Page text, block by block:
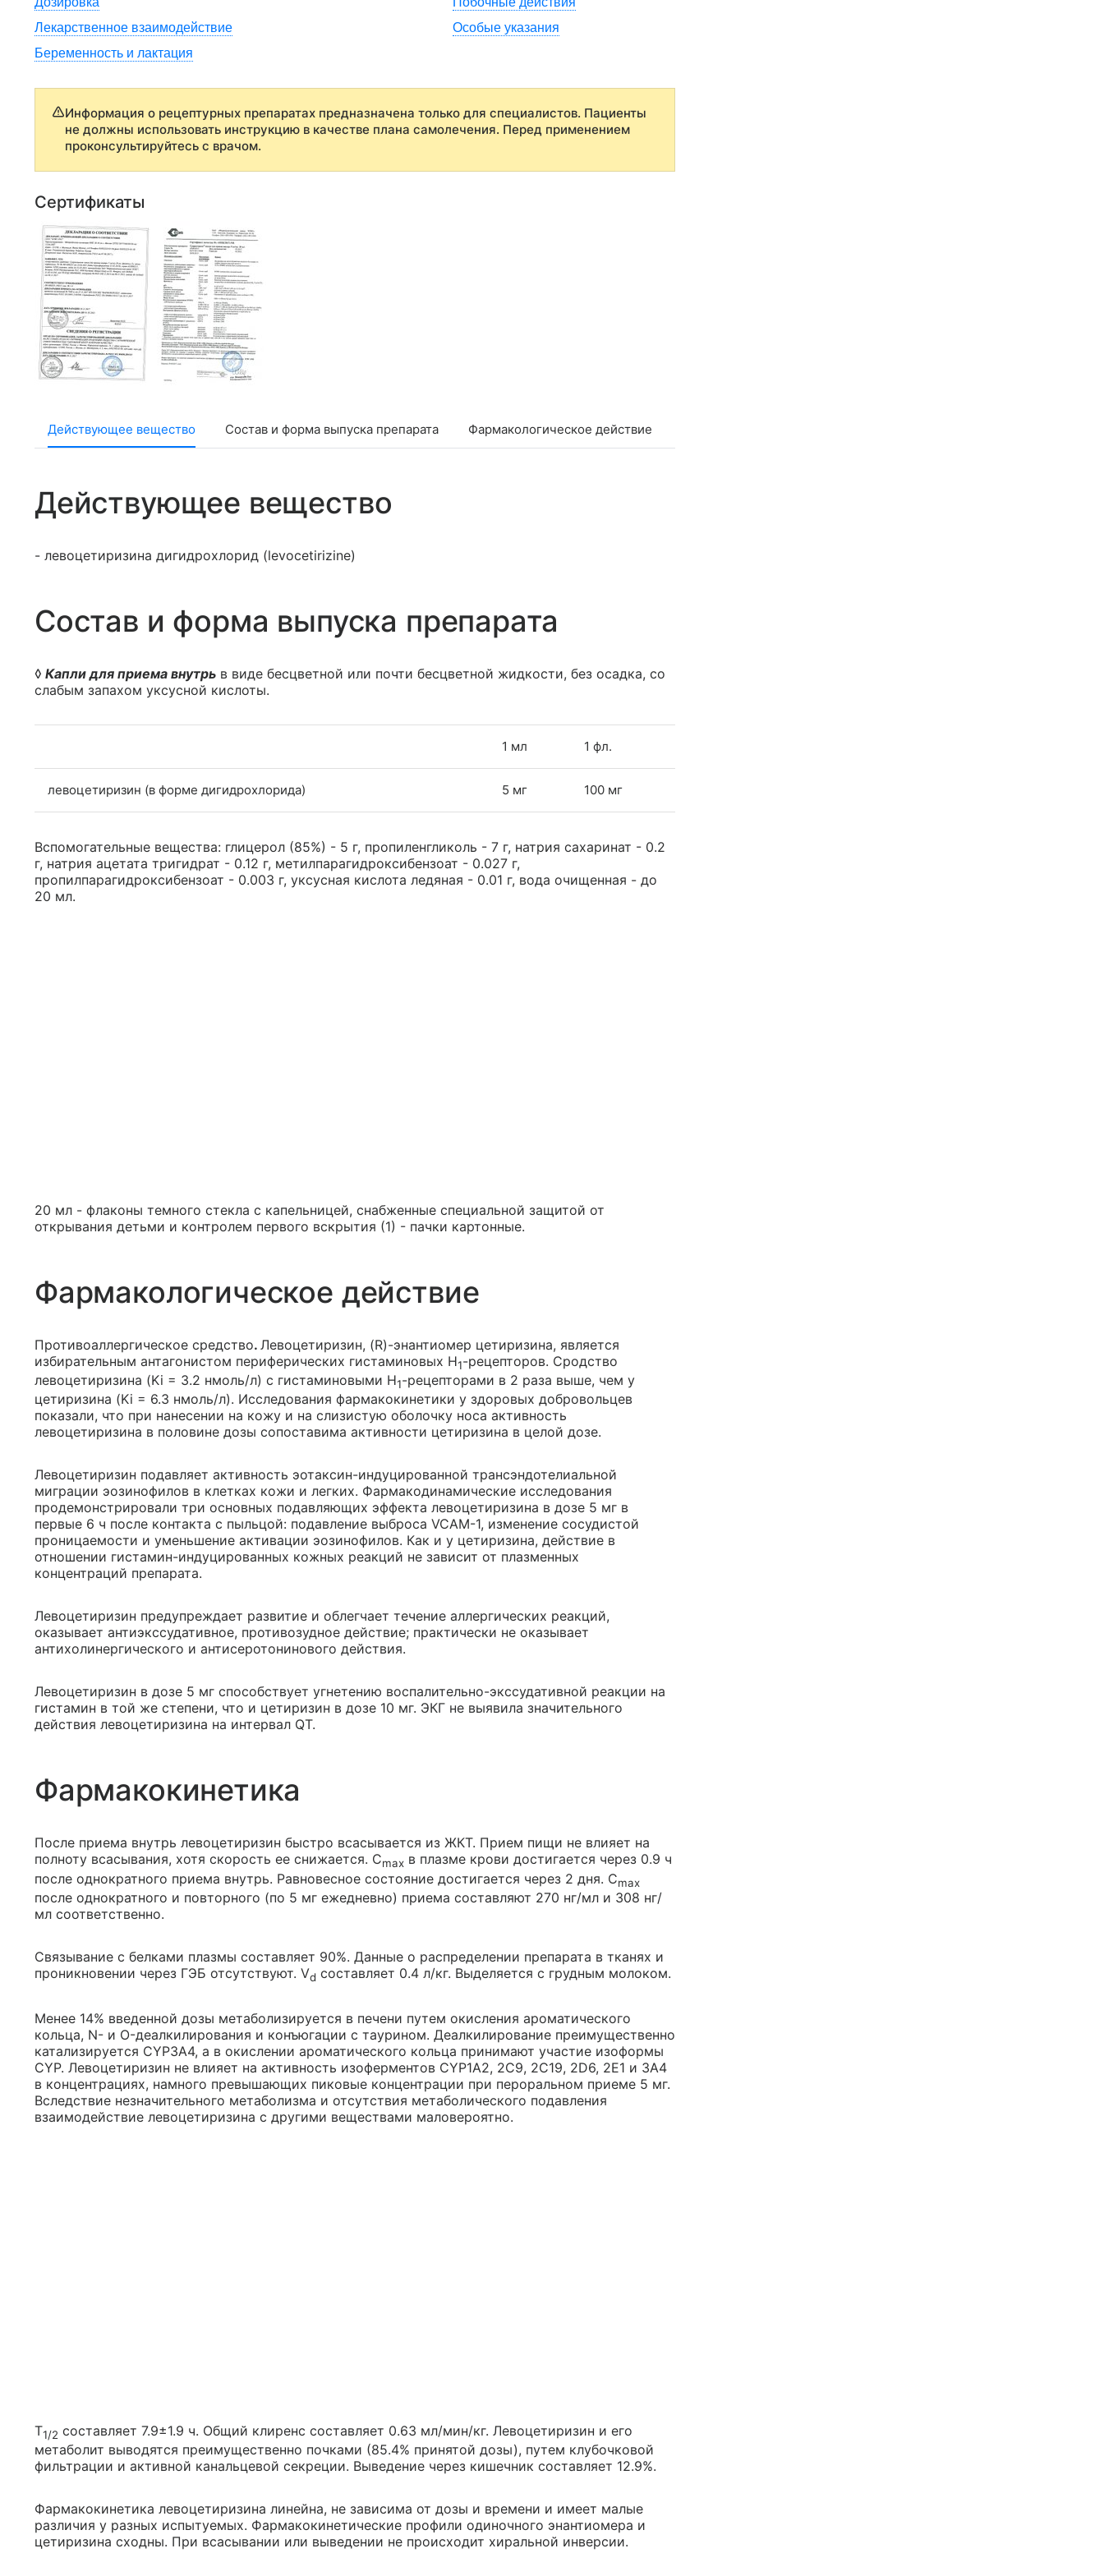
Лекарственное взаимодействие
Особые указания
Беременность и лактация
Информация о рецептурных препаратах предназначена только для специалистов. Пациенты
не должны использовать инструкцию в качестве плана самолечения. Перед применением
проконсультируйтесь с врачом.
Сертификаты
Действующее вещество Состав и форма выпуска препарата Фармакологическое действие
Действующее вещество
- левоцетиризина дигидрохлорид (levocetirizine)
Состав и форма выпуска препарата
◊ Капли для приема внутрь в виде бесцветной или почти бесцветной жидкости, без осадка, со
слабым запахом уксусной кислоты.
1 мл 1 фл.
левоцетиризин (в форме дигидрохлорида) 5 мг 100 мг
Вспомогательные вещества: глицерол (85%) - 5 г, пропиленгликоль - 7 г, натрия сахаринат - 0.2
г, натрия ацетата тригидрат - 0.12 г, метилпарагидроксибензоат - 0.027 г,
пропилпарагидроксибензоат - 0.003 г, уксусная кислота ледяная - 0.01 г, вода очищенная - до
20 мл.
20 мл - флаконы темного стекла c капельницей, снабженные специальной защитой от
открывания детьми и контролем первого вскрытия (1) - пачки картонные.
Фармакологическое действие
Противоаллергическое средство. Левоцетиризин, (R)-энантиомер цетиризина, является
избирательным антагонистом периферических гистаминовых Н1-рецепторов. Сродство
левоцетиризина (Ki = 3.2 нмоль/л) с гистаминовыми H1-рецепторами в 2 раза выше, чем у
цетиризина (Ki = 6.3 нмоль/л). Исследования фармакокинетики у здоровых добровольцев
показали, что при нанесении на кожу и на слизистую оболочку носа активность
левоцетиризина в половине дозы сопоставима активности цетиризина в целой дозе.
Левоцетиризин подавляет активность эотаксин-индуцированной трансэндотелиальной
миграции эозинофилов в клетках кожи и легких. Фармакодинамические исследования
продемонстрировали три основных подавляющих эффекта левоцетиризина в дозе 5 мг в
первые 6 ч после контакта с пыльцой: подавление выброса VCAM-1, изменение сосудистой
проницаемости и уменьшение активации эозинофилов. Как и у цетиризина, действие в
отношении гистамин-индуцированных кожных реакций не зависит от плазменных
концентраций препарата.
Левоцетиризин предупреждает развитие и облегчает течение аллергических реакций,
оказывает антиэкссудативное, противозудное действие; практически не оказывает
антихолинергического и антисеротонинового действия.
Левоцетиризин в дозе 5 мг способствует угнетению воспалительно-экссудативной реакции на
гистамин в той же степени, что и цетиризин в дозе 10 мг. ЭКГ не выявила значительного
действия левоцетиризина на интервал QT.
Фармакокинетика
После приема внутрь левоцетиризин быстро всасывается из ЖКТ. Прием пищи не влияет на
полноту всасывания, хотя скорость ее снижается. Cmax в плазме крови достигается через 0.9 ч
после однократного приема внутрь. Равновесное состояние достигается через 2 дня. Cmax
после однократного и повторного (по 5 мг ежедневно) приема составляют 270 нг/мл и 308 нг/
мл соответственно.
Связывание с белками плазмы составляет 90%. Данные о распределении препарата в тканях и
проникновении через ГЭБ отсутствуют. Vd составляет 0.4 л/кг. Выделяется с грудным молоком.
Менее 14% введенной дозы метаболизируется в печени путем окисления ароматического
кольца, N- и O-деалкилирования и конъюгации с таурином. Деалкилирование преимущественно
катализируется CYP3A4, а в окислении ароматического кольца принимают участие изоформы
CYP. Левоцетиризин не влияет на активность изоферментов CYP1A2, 2C9, 2C19, 2D6, 2E1 и 3A4
в концентрациях, намного превышающих пиковые концентрации при пероральном приеме 5 мг.
Вследствие незначительного метаболизма и отсутствия метаболического подавления
взаимодействие левоцетиризина с другими веществами маловероятно.
T1/2 составляет 7.9±1.9 ч. Общий клиренс составляет 0.63 мл/мин/кг. Левоцетиризин и его
метаболит выводятся преимущественно почками (85.4% принятой дозы), путем клубочковой
фильтрации и активной канальцевой секреции. Выведение через кишечник составляет 12.9%.
Фармакокинетика левоцетиризина линейна, не зависима от дозы и времени и имеет малые
различия у разных испытуемых. Фармакокинетические профили одиночного энантиомера и
цетиризина сходны. При всасывании или выведении не происходит хиральной инверсии.